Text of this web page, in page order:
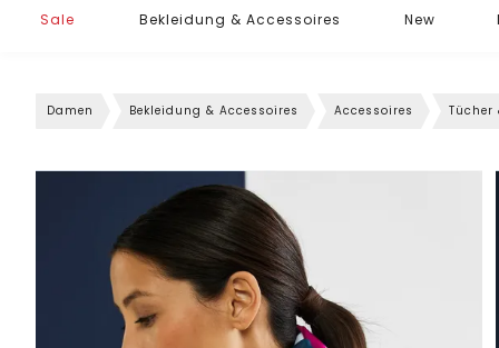
Sale Bekleidung & Accessoires New
Damen Bekleidung & Accessoires Accessoires Tücher